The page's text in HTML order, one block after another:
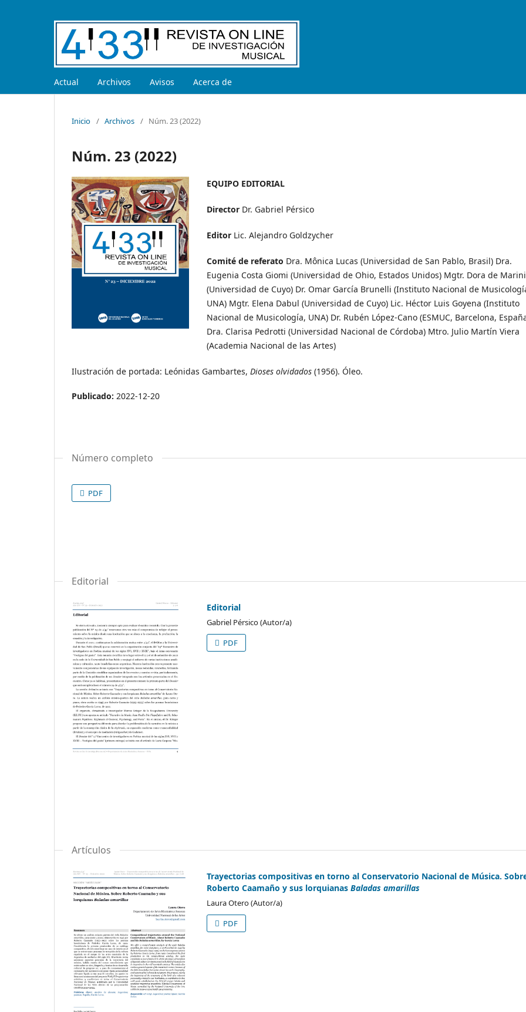
Actual Archivos Avisos Acerca de
Inicio / Archivos / Núm. 23 (2022)
Núm. 23 (2022)
EQUIPO EDITORIAL
Director Dr. Gabriel Pérsico
Editor Lic. Alejandro Goldzycher
Comité de referato Dra. Mônica Lucas (Universidad de San Pablo, Brasil) Dra.
Eugenia Costa Giomi (Universidad de Ohio, Estados Unidos) Mgtr. Dora de
(Universidad de Cuyo) Dr. Omar García Brunelli (Instituto Nacional de
UNA) Mgtr. Elena Dabul (Universidad de Cuyo) Lic. Héctor Luis Goyena (Instituto
Nacional de Musicología, UNA) Dr. Rubén López-Cano (ESMUC, Barcelona,
Dra. Clarisa Pedrotti (Universidad Nacional de Córdoba) Mtro. Julio Martín Viera
(Academia Nacional de las Artes)
Ilustración de portada: Leónidas Gambartes, Dioses olvidados (1956). Óleo.
Publicado: 2022-12-20
Número completo
PDF
Editorial
Editorial
Gabriel Pérsico (Autor/a)
PDF
Artículos
Trayectorias compositivas en torno al Conservatorio Nacional de Música.
Roberto Caamaño y sus lorquianas Baladas amarillas
Laura Otero (Autor/a)
PDF